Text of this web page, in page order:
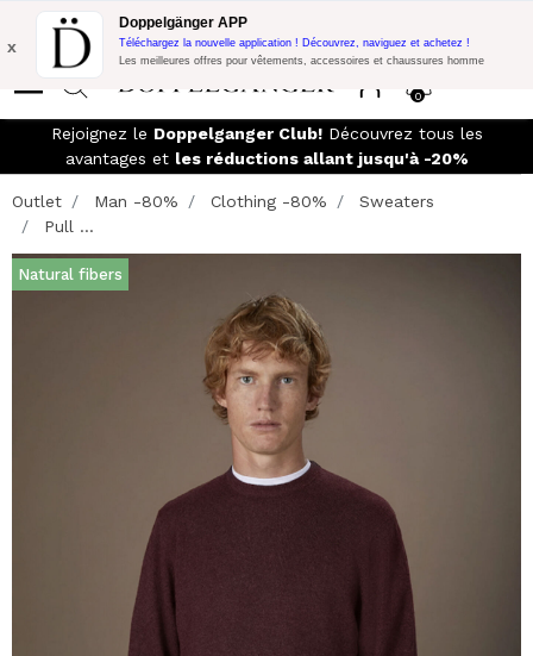
Promo Flash: 10% de réduction supplémentaire sur 300€ d'achat
avec le code:
0
x
Doppelgänger APP
Téléchargez la nouvelle application ! Découvrez, naviguez et achetez !
Les meilleures offres pour vêtements, accessoires et chaussures homme
Rejoignez le Doppelganger Club!Découvrez tous les
avantages et les réductions allant jusqu'à -20%
Outlet Man -80% Clothing -80%
Sweaters
Pull ...
Natural fibers